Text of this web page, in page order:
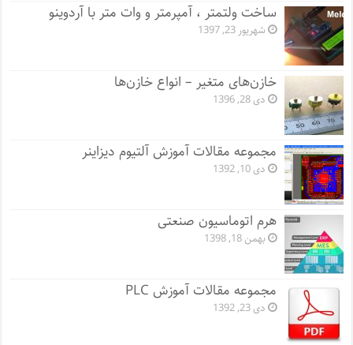
ساخت ولتمتر ، آمپرمتر و وات متر با آردوینو
شهریور 23, 1397
خازن‌های متغیر – انواع خازن‌ها
دی 28, 1396
مجموعه مقالات آموزش آلتیوم دیزاینر
دی 10, 1392
هرم اتوماسیون صنعتی
بهمن 18, 1398
مجموعه مقالات آموزش PLC
دی 23, 1392